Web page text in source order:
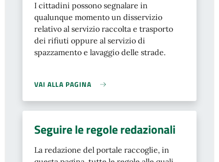
I cittadini possono segnalare in
qualunque momento un disservizio
relativo al servizio raccolta e trasporto
dei rifiuti oppure al servizio di
spazzamento e lavaggio delle strade.
VAI ALLA PAGINA
Seguire le regole redazionali
La redazione del portale raccoglie, in